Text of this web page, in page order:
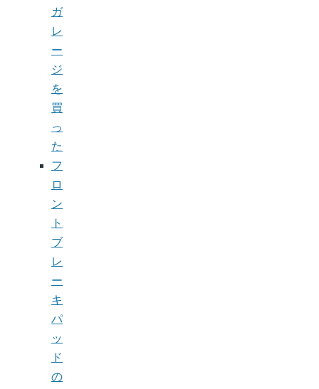
ガ
レ
ー
ジ
を
買
っ
た
フ
ロ
ン
ト
ブ
レ
ー
キ
パ
ッ
ド
の